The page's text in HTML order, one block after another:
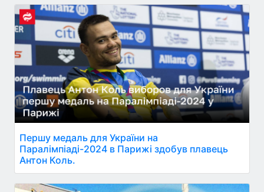
Першу медаль для України на
Паралімпіаді-2024 в Парижі здобув плавець
Антон Коль.